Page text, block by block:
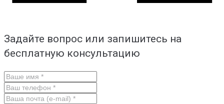
Задайте вопрос или запишитесь на
бесплатную консультацию